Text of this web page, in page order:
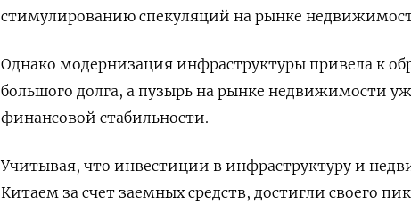
стимулированию спекуляций на рынке
Однако модернизация инфраструктуры привела к
большого долга, а пузырь на рынке недвижимости
финансовой стабильности.
Учитывая, что инвестиции в инфраструктуру и
Китаем за счет заемных средств, достигли своего